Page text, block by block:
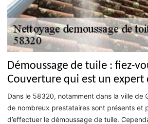
Démoussage de tuile : fiez-
Couverture qui est un expert
Dans le 58320, notamment dans la ville de
de nombreux prestataires sont présents et
d’effectuer le démoussage de tuile.